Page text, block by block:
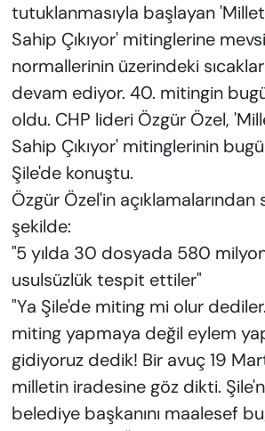
tutuklanmasıyla başlayan
Sahip Çıkıyor' mitinglerine
normallerinin üzerindeki
devam ediyor. 40. mitingin
oldu. CHP lideri Özgür Özel,
Sahip Çıkıyor' mitinglerinin
Şile'de konuştu.
Özgür Özel'in açıklamalarından
şekilde:
"5 yılda 30 dosyada 580
usulsüzlük tespit ettiler"
"Ya Şile'de miting mi olur
miting yapmaya değil eylem
gidiyoruz dedik! Bir avuç 19
milletin iradesine göz dikti.
belediye başkanını maalesef